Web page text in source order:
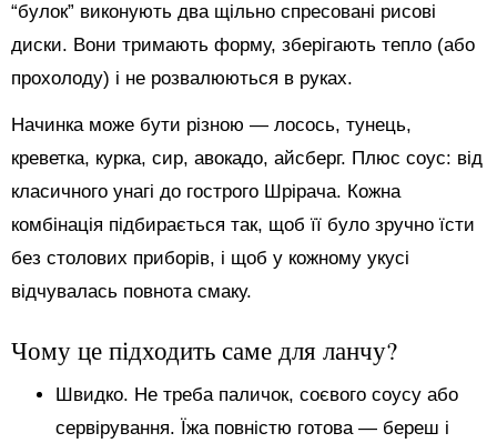
“булок” виконують два щільно спресовані рисові
диски. Вони тримають форму, зберігають тепло (або
прохолоду) і не розвалюються в руках.
Начинка може бути різною — лосось, тунець,
креветка, курка, сир, авокадо, айсберг. Плюс соус: від
класичного унагі до гострого Шрірача. Кожна
комбінація підбирається так, щоб її було зручно їсти
без столових приборів, і щоб у кожному укусі
відчувалась повнота смаку.
Чому це підходить саме для ланчу?
Швидко. Не треба паличок, соєвого соусу або
сервірування. Їжа повністю готова — береш і